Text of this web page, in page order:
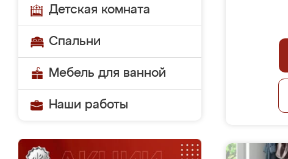
Детская комната
Спальни
Мебель для ванной
Наши работы